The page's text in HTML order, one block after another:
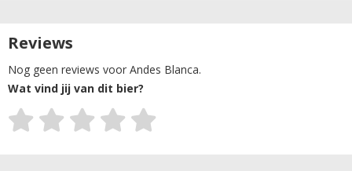
Reviews
Nog geen reviews voor Andes Blanca.
Wat vind jij van dit bier?